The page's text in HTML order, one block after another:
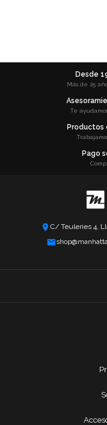
Desde
Más de 25
Te
Productos
Pago
C/ Teuleries 4,